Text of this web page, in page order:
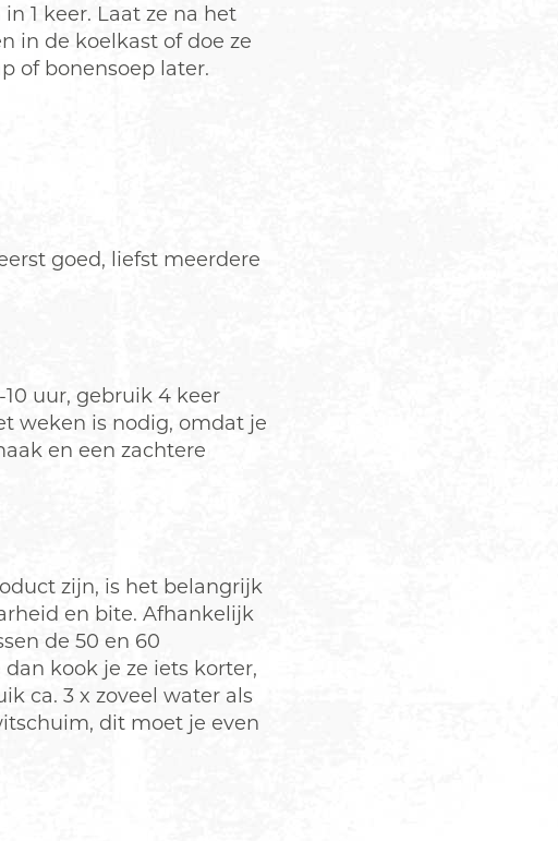
1 keer. Laat ze na het
in de koelkast of doe ze
of bonensoep later.
goed, liefst meerdere
uur, gebruik 4 keer
weken is nodig, omdat je
en een zachtere
zijn, is het belangrijk
en bite. Afhankelijk
de 50 en 60
kook je ze iets korter,
ca. 3 x zoveel water als
dit moet je even